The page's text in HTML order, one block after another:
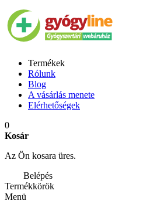
Termékek
Rólunk
Blog
A vásárlás menete
Elérhetőségek
0
Kosár
Az Ön kosara üres.
Belépés
Termékkörök
Menü